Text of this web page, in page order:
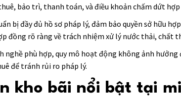
bảo trì, thanh toán, và điều khoản chấm dứt
bị đầy đủ hồ sơ pháp lý, đảm bảo quyền sở hữu
đồng rõ ràng về trách nhiệm xử lý nước thải, chất
nghề phù hợp, quy mô hoạt động không ảnh hưởng
để tránh rủi ro pháp lý.
kho bãi nổi bật tại